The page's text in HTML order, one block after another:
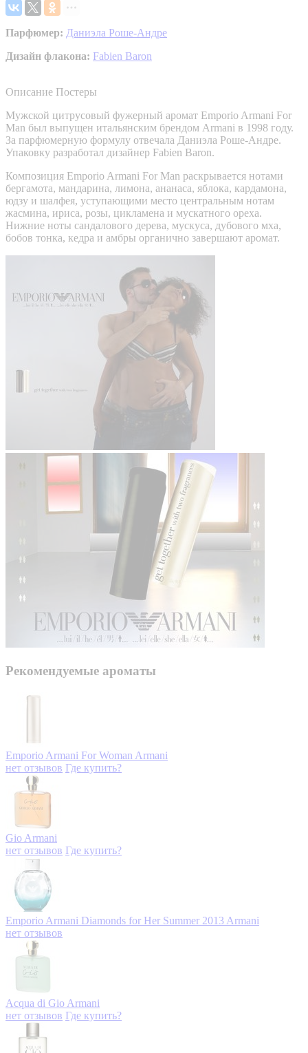
Парфюмер: Даниэла Роше-Андре
Дизайн флакона: Fabien Baron
Описание Постеры
Мужской цитрусовый фужерный аромат Emporio Armani For
Man был выпущен итальянским брендом Armani в 1998 году.
За парфюмерную формулу отвечала Даниэла Роше-Андре.
Упаковку разработал дизайнер Fabien Baron.
Композиция Emporio Armani For Man раскрывается нотами
бергамота, мандарина, лимона, ананаса, яблока, кардамона,
юдзу и шалфея, уступающими место центральным нотам
жасмина, ириса, розы, цикламена и мускатного ореха.
Нижние ноты сандалового дерева, мускуса, дубового мха,
бобов тонка, кедра и амбры органично завершают аромат.
Рекомендуемые ароматы
Emporio Armani For Woman Armani
нет отзывов Где купить?
Gio Armani
нет отзывов Где купить?
Emporio Armani Diamonds for Her Summer 2013 Armani
нет отзывов
Acqua di Gio Armani
нет отзывов Где купить?